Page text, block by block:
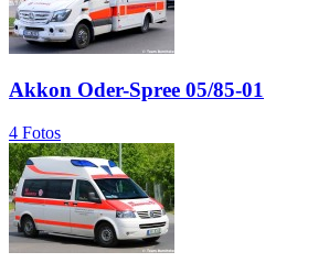
Akkon Oder-Spree 05/85-01
4 Fotos